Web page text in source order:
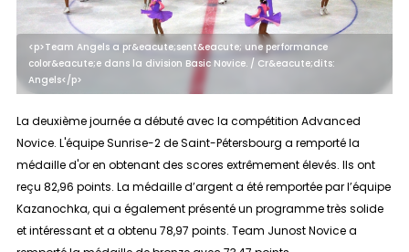
<p>Team Angels a pr&eacute;sent&eacute; une performance
color&eacute;e dans la division Basic Novice. / Cr&eacute;dits:
Angels</p>
La deuxième journée a débuté avec la compétition Advanced
Novice. L'équipe Sunrise-2 de Saint-Pétersbourg a remporté la
médaille d'or en obtenant des scores extrêmement élevés. Ils ont
reçu 82,96 points. La médaille d’argent a été remportée par l’équipe
Kazanochka, qui a également présenté un programme très solide
et intéressant et a obtenu 78,97 points. Team Junost Novice a